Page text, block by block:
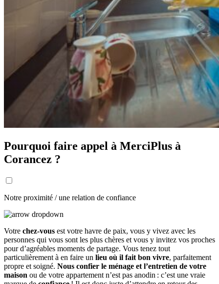
Pourquoi faire appel à MerciPlus à
Corancez ?
Notre proximité / une relation de confiance
Votre chez-vous est votre havre de paix, vous y vivez avec les
personnes qui vous sont les plus chères et vous y invitez vos proches
pour d’agréables moments de partage. Vous tenez tout
particulièrement à en faire un lieu où il fait bon vivre, parfaitement
propre et soigné. Nous confier le ménage et l’entretien de votre
maison ou de votre appartement n’est pas anodin : c’est une vraie